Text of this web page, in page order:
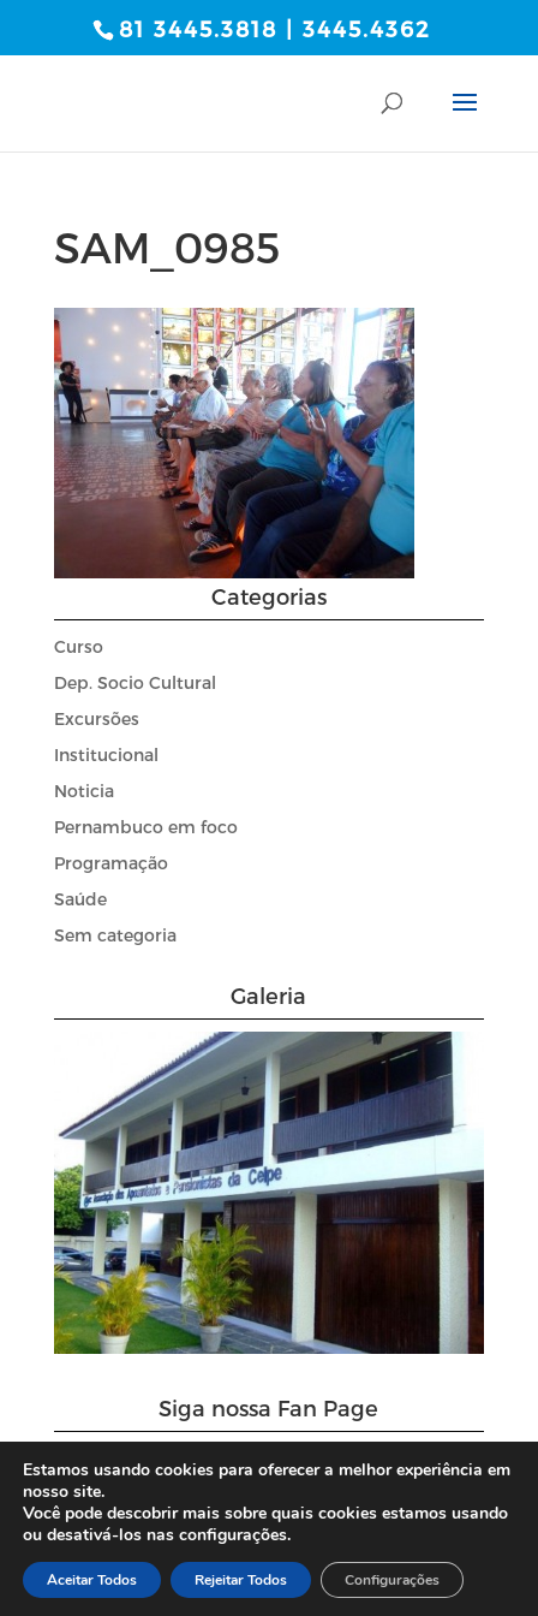
81 3445.3818 | 3445.4362
SAM_0985
Categorias
Curso
Dep. Socio Cultural
Excursões
Institucional
Noticia
Pernambuco em foco
Programação
Saúde
Sem categoria
Galeria
Siga nossa Fan Page
Estamos usando cookies para oferecer a melhor experiência em
nosso site.
Você pode descobrir mais sobre quais cookies estamos usando
ou desativá-los nas configurações.
Aceitar Todos Rejeitar Todos Configurações